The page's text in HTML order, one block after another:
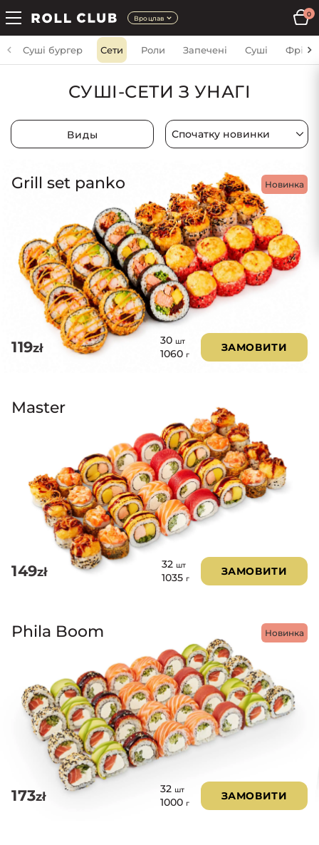
Вроцлав
0
Суші бургер Сети Роли Запечені Суші Фрі
СУШІ-СЕТИ З УНАГІ
Виды
Новинка
Grill set panko
119zł
30 шт
1060 г
ЗАМОВИТИ
Master
149zł
32 шт
1035 г
ЗАМОВИТИ
Новинка
Phila Boom
173zł
32 шт
1000 г
ЗАМОВИТИ